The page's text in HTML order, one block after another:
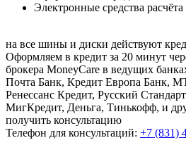
Электронные средства расчёта
на все шины и диски действуют
Оформляем в кредит за 20 минут
брокера MoneyCare в ведущих
Почта Банк, Кредит Европа Банк,
Ренессанс Кредит, Русский
МигКредит, Деньга, Тинькофф, и
получить консультацию
Телефон для консультаций: +7 (831)